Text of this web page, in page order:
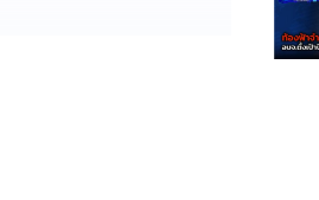
รดินแลกน้ำ